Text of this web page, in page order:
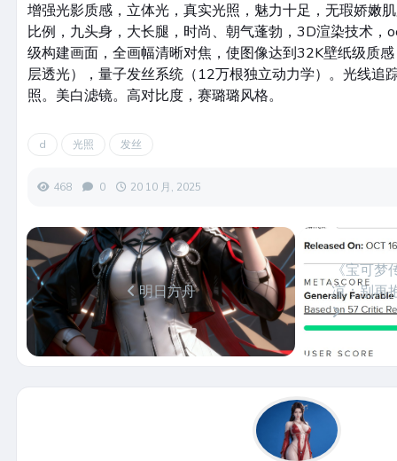
增强光影质感，立体光，真实光照，魅力十足，无瑕娇嫩
比例，九头身，大长腿，时尚、朝气蓬勃，3D渲染技术，
级构建画面，全画幅清晰对焦，使图像达到32K壁纸级质
层透光），量子发丝系统（12万根独立动力学）。光线追
照。美白滤镜。高对比度，赛璐璐风格。
d 光照 发丝
468 0 20 10 月, 2025
明日方舟
《宝可梦
凉：别再